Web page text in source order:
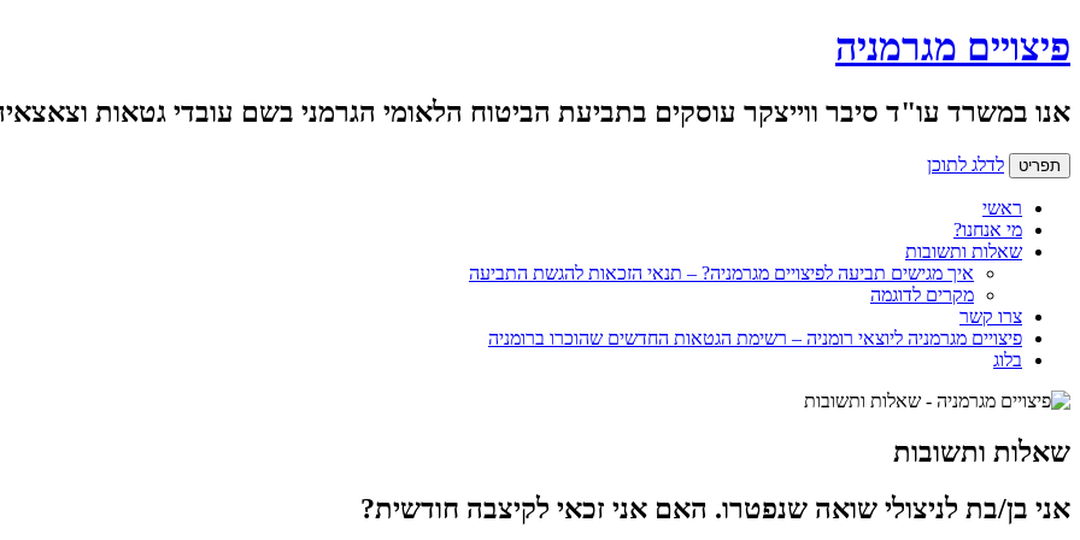
פיצויים מגרמניה
אנו במשרד עו"ד סיבר ווייצקר עוסקים בתביעת הביטוח הלאומי הגרמני בשם עובדי גטאות
תפריט לדלג לתוכן
ראשי
מי אנחנו?
שאלות ותשובות
איך מגישים תביעה לפיצויים מגרמניה? – תנאי הזכאות להגשת התביעה
מקרים לדוגמה
צרו קשר
פיצויים מגרמניה ליוצאי רומניה – רשימת הגטאות החדשים שהוכרו ברומניה
בלוג
שאלות ותשובות
אני בן/בת לניצולי שואה שנפטרו. האם אני זכאי לקיצבה חודשית?